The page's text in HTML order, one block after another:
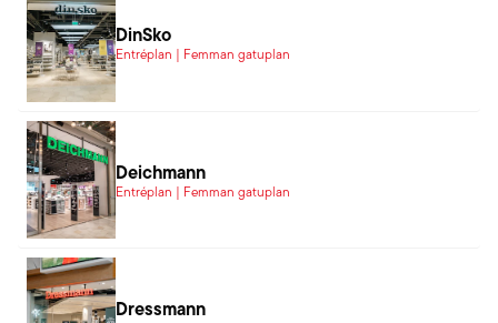
DinSko
Entréplan | Femman gatuplan
Deichmann
Entréplan | Femman gatuplan
Dressmann